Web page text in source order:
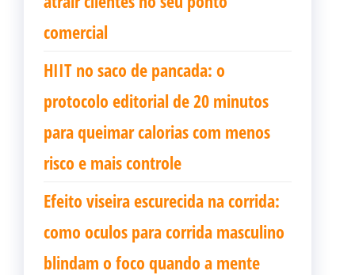
comercial
HIIT no saco de pancada: o
protocolo editorial de 20 minutos
para queimar calorias com menos
risco e mais controle
Efeito viseira escurecida na corrida:
como oculos para corrida masculino
blindam o foco quando a mente